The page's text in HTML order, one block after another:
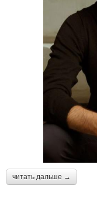
читать дальше →